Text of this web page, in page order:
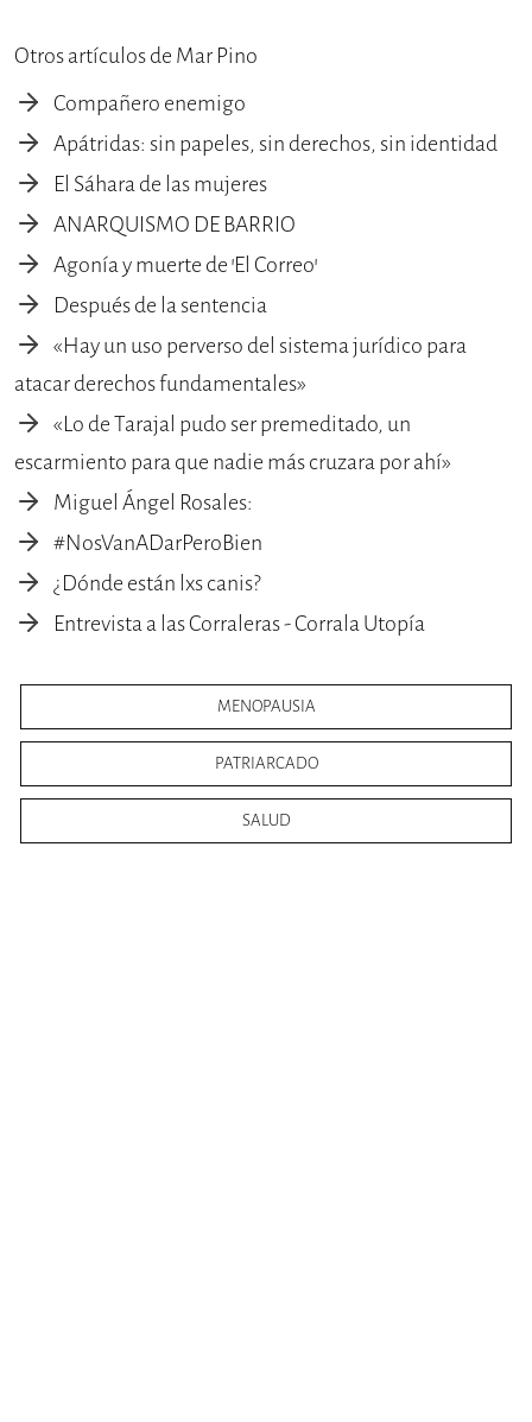
Otros artículos de Mar Pino
Compañero enemigo
Apátridas: sin papeles, sin derechos, sin identidad
El Sáhara de las mujeres
ANARQUISMO DE BARRIO
Agonía y muerte de 'El Correo'
Después de la sentencia
«Hay un uso perverso del sistema jurídico para
atacar derechos fundamentales»
«Lo de Tarajal pudo ser premeditado, un
escarmiento para que nadie más cruzara por ahí»
Miguel Ángel Rosales:
#NosVanADarPeroBien
¿Dónde están lxs canis?
Entrevista a las Corraleras - Corrala Utopía
MENOPAUSIA
PATRIARCADO
SALUD